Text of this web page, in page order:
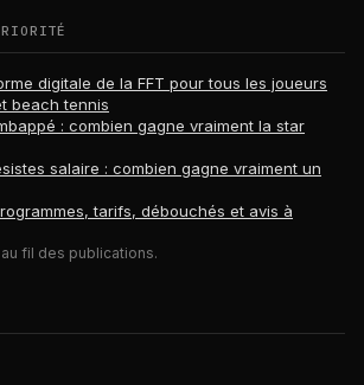
digitale de la FFT pour tous les joueurs
beach tennis
: combien gagne vraiment la star
salaire : combien gagne vraiment un
tarifs, débouchés et avis à
fil des publications.